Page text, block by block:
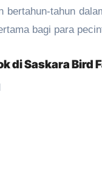
bertahun-tahun
bagi para
di Saskara Bird